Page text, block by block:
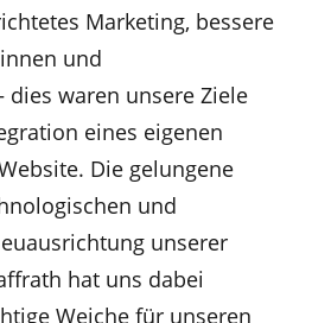
Marketing, bessere
und
waren unsere Ziele
eines eigenen
Die gelungene
und
unserer
hat uns dabei
Weiche für unseren